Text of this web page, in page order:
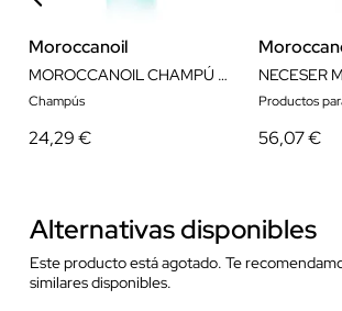
Moroccanoil
MOROCCANOIL CHAMPÚ HIDRATANTE REPARADOR 250ML
Champús
24,29 €
Productos
56,07 €
Alternativas disponibles
Este producto está agotado. Te
similares disponibles.